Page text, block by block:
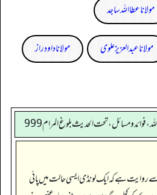
مولانا عطا اللہ ساجد
مولانا عبد العزیز علوی مولانا داود راز
فوائد و مسائل، تحت الحديث بلوغ المرام 999
روایت ہے کہ ایک لونڈی ایسی حالت میں پائی